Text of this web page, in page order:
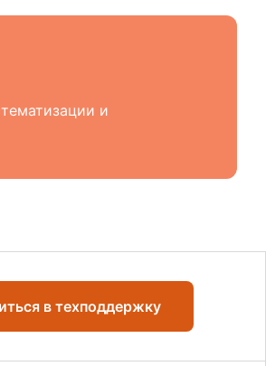
и
в техподдержку